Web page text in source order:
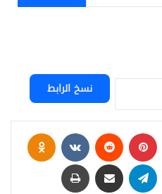
نسخ الرابط
بينتيريست
واتساب تيلقرام مشاركة عبر البريد طباعة